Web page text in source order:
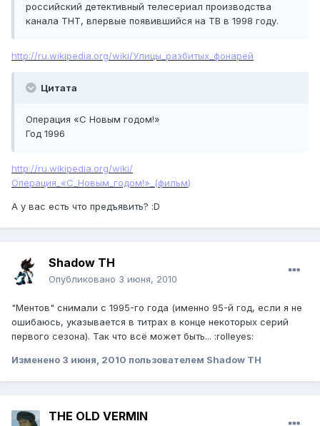
российский детективный телесериал производства
канала ТНТ, впервые появившийся на ТВ в 1998 году.
http://ru.wikipedia.org/wiki/Улицы_разбитых_фонарей
Цитата
Операция «С Новым годом!»
Год 1996
http://ru.wikipedia.org/wiki/
Операция_«С_Новым_годом!»_(фильм)
А у вас есть что предъявить? :D
Shadow TH
Опубликовано 3 июня, 2010
"Ментов" снимали с 1995-го года (именно 95-й год, если я не
ошибаюсь, указывается в титрах в конце некоторых серий
первого сезона). Так что всё может быть... :rolleyes:
Изменено 3 июня, 2010 пользователем Shadow TH
THE OLD VERMIN